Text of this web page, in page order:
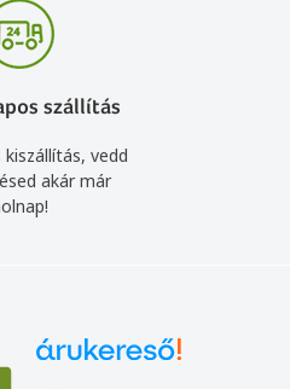
szállítás
kiszállítás, vedd
akár már